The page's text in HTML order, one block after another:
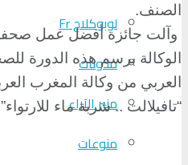
لوبوكلاج Fr
مدونات
منبر الآراء
منوعات
الصنف.
وآلت جائزة أفضل عمل
الوكالة برسم هذه الدورة
العربي من وكالة المغرب
“تافيلالت .. شربة ماء